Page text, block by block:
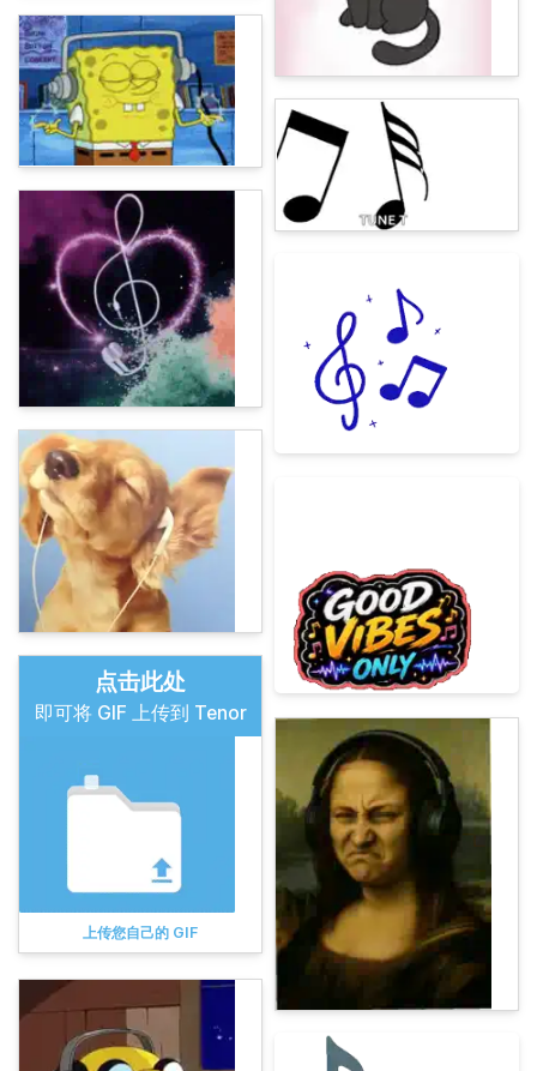
点击此处
即可将 GIF 上传到 Tenor
上传您自己的 GIF